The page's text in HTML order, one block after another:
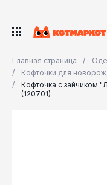
Главная страница
Кофточки для
Кофточка с зайчиком
(120701)